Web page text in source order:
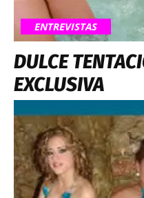
ENTREVISTAS
DULCE
EXCLUSIVA